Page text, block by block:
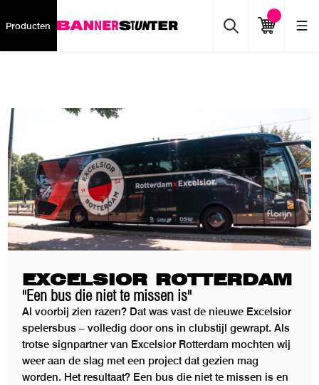
Producten
EXCELSIOR ROTTERDAM
"Een bus die niet te missen is"
Al voorbij zien razen? Dat was vast de nieuwe Excelsior
spelersbus – volledig door ons in clubstijl gewrapt. Als
trotse signpartner van Excelsior Rotterdam mochten wij
weer aan de slag met een project dat gezien mag
worden. Het resultaat? Een bus die niet te missen is en